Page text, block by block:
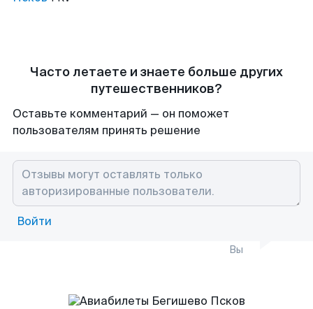
Часто летаете и знаете больше других
путешественников?
Оставьте комментарий — он поможет
пользователям принять решение
Войти
Вы